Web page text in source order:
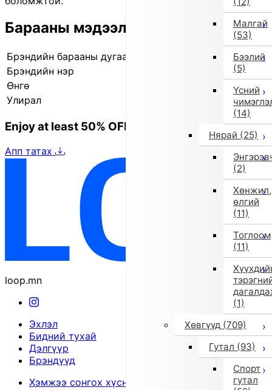
Малгай
(53)
Бээлий
(5)
Үсний
(14)
Нярай (25)
(2)
Хөнжил,
өлгий
(11)
Тоглоом
(11)
(1)
Хөвгүүд (709)
Гутал (93)
Спорт
гутал
Барааны мэдээлэл
Брэндийн барааны дугаар
840724036 0001
Брэндийн нэр
Өнгө
Улирал
2025 оны намар/өвөл
Enjoy at least 50% OFF Tokyo fashion
Апп татах
loop.mn
Эхлэл
Бидний тухай
Дэлгүүр
Брэндүүд
Хэмжээ сонгох хүснэгт